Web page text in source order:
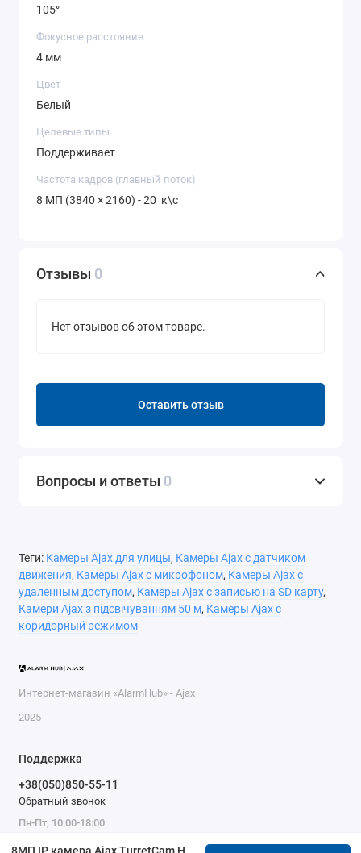
105°
Фокусное расстояние
4 мм
Цвет
Белый
Целевые типы
Поддерживает
Частота кадров (главный поток)
8 МП (3840 × 2160) - 20 к\с
Отзывы 0
Нет отзывов об этом товаре.
Оставить отзыв
Вопросы и ответы 0
Теги: Камеры Ajax для улицы, Камеры Ajax с датчиком
движения, Камеры Ajax с микрофоном, Камеры Ajax с
удаленным доступом, Камеры Ajax с записью на SD карту,
Камери Ajax з підсвічуванням 50 м, Камеры Ajax с
коридорный режимом
Интернет-магазин «AlarmHub» - Ajax
2025
Поддержка
+38(050)850-55-11
Обратный звонок
Пн-Пт, 10:00-18:00